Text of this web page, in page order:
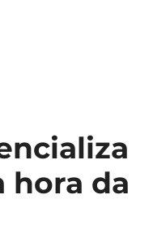
hora da